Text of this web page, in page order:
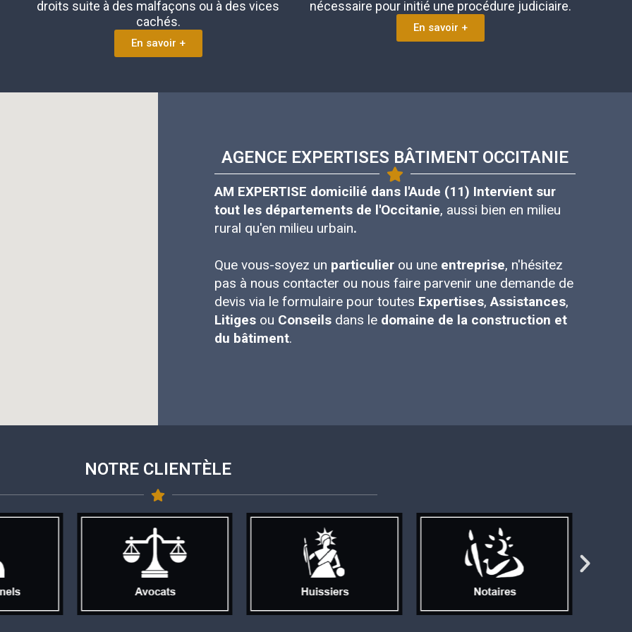
droits suite à des malfaçons ou à des vices
cachés.
En savoir +
nécessaire pour initié une procédure judiciaire.
En savoir +
AGENCE EXPERTISES BÂTIMENT OCCITANIE
AM EXPERTISE domicilié dans l'Aude (11) Intervient sur
tout les départements de l'Occitanie, aussi bien en milieu
rural qu'en milieu urbain.
Que vous-soyez un particulier ou une entreprise, n'hésitez
pas à nous contacter ou nous faire parvenir une demande de
devis via le formulaire pour toutes Expertises, Assistances,
Litiges ou Conseils dans le domaine de la construction et
du bâtiment.
NOTRE CLIENTÈLE